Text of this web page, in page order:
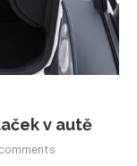
v autě